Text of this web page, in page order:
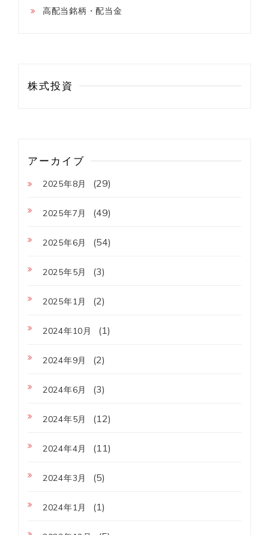
高配当銘柄・配当金
株式投資
アーカイブ
2025年8月 (29)
2025年7月 (49)
2025年6月 (54)
2025年5月 (3)
2025年1月 (2)
2024年10月 (1)
2024年9月 (2)
2024年6月 (3)
2024年5月 (12)
2024年4月 (11)
2024年3月 (5)
2024年1月 (1)